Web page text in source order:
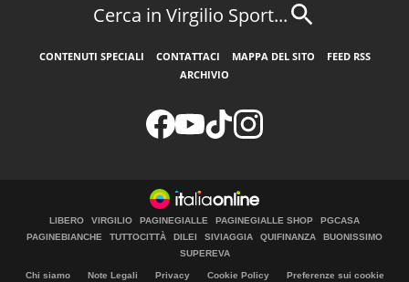
Cerca in Virgilio Sport...
CONTENUTI SPECIALI CONTATTACI MAPPA DEL SITO
FEED RSS
ARCHIVIO
LIBERO VIRGILIO PAGINEGIALLE PAGINEGIALLE SHOP
PGCASA
PAGINEBIANCHE
TUTTOCITTÀ DILEI SIVIAGGIA QUIFINANZA
BUONISSIMO
SUPEREVA
Chi siamo Note Legali Privacy Cookie Policy Preferenze sui cookie